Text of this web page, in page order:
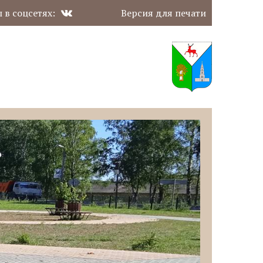
соцсетях: Версия для печати